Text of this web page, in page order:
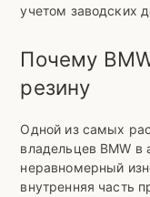
учетом заводских
Почему
резину
Одной из самых
владельцев BMW в
неравномерный
внутренняя часть